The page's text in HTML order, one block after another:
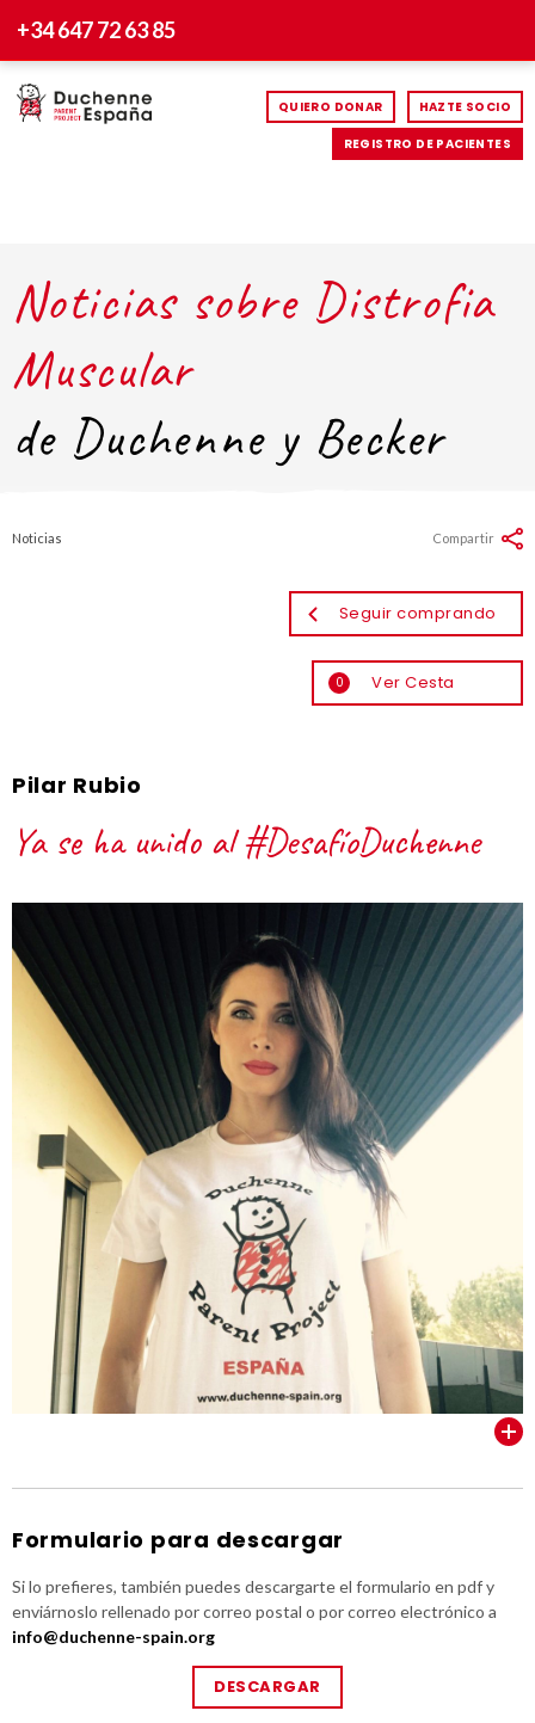
+34 647 72 63 85
QUIERO DONAR HAZTE SOCIO
REGISTRO DE PACIENTES
Noticias sobre Distrofia
Muscular
de Duchenne y Becker
Noticias
Seguir comprando
0 Ver Cesta
Compartir
Pilar Rubio
Ya se ha unido al #DesafíoDuchenne
Formulario para descargar
Si lo prefieres, también puedes descargarte el formulario en pdf y
enviárnoslo rellenado por correo postal o por correo electrónico a
info@duchenne-spain.org
DESCARGAR